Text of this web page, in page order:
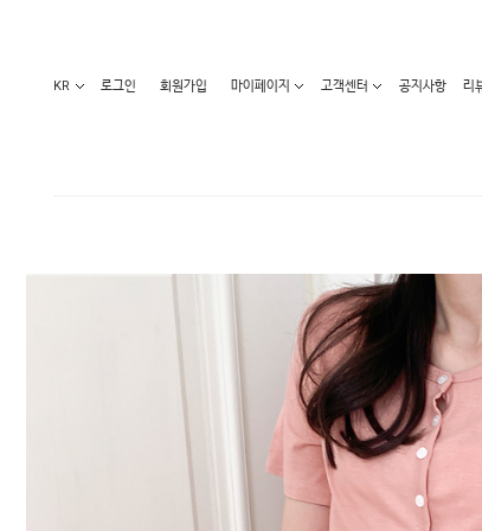
KR 로그인 회원가입 마이페이지 고객센터 공지사항 리
1+1세일
원피스
블라우스/니트
티/나시
아우터
임산부하의
레깅스/스타킹
수유복
코디
특가
홈웨
요가복
수영복